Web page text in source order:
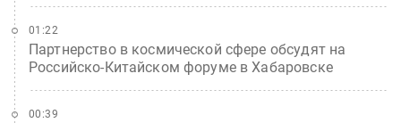
Партнерство в космической сфере обсудят на
Российско-Китайском форуме в Хабаровске
01:22
00:39